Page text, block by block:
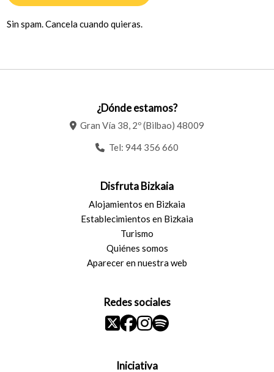
Sin spam. Cancela cuando quieras.
¿Dónde estamos?
Gran Vía 38, 2º (Bilbao) 48009
Tel: 944 356 660
Disfruta Bizkaia
Alojamientos en Bizkaia
Establecimientos en Bizkaia
Turismo
Quiénes somos
Aparecer en nuestra web
Redes sociales
Iniciativa